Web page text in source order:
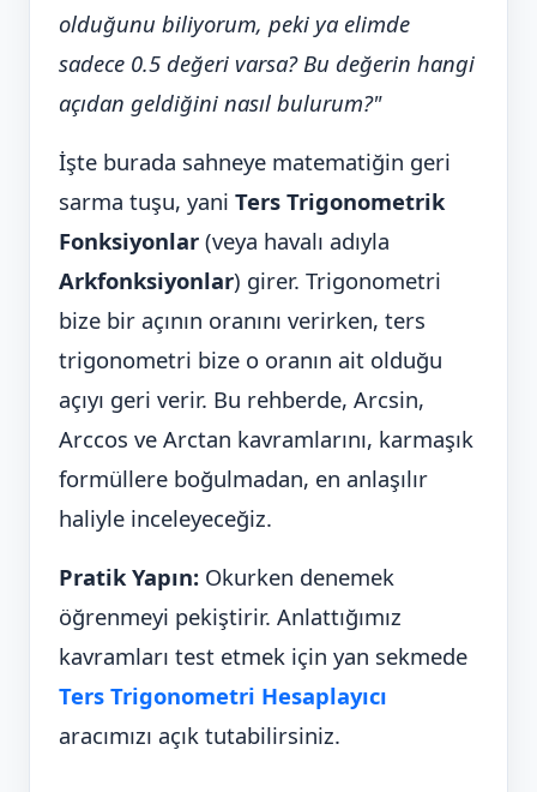
olduğunu biliyorum, peki ya elimde
sadece 0.5 değeri varsa? Bu değerin hangi
açıdan geldiğini nasıl bulurum?"
İşte burada sahneye matematiğin geri
sarma tuşu, yani Ters Trigonometrik
Fonksiyonlar (veya havalı adıyla
Arkfonksiyonlar) girer. Trigonometri
bize bir açının oranını verirken, ters
trigonometri bize o oranın ait olduğu
açıyı geri verir. Bu rehberde, Arcsin,
Arccos ve Arctan kavramlarını, karmaşık
formüllere boğulmadan, en anlaşılır
haliyle inceleyeceğiz.
Pratik Yapın: Okurken denemek
öğrenmeyi pekiştirir. Anlattığımız
kavramları test etmek için yan sekmede
Ters Trigonometri Hesaplayıcı
aracımızı açık tutabilirsiniz.